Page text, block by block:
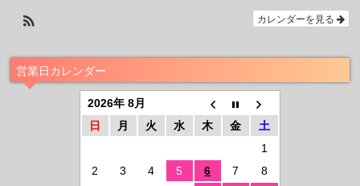
カレンダーを見る
営業日カレンダー
2026年 8月
日
月 火 水 木 金
土
1
2
3 4 5 6 7
8